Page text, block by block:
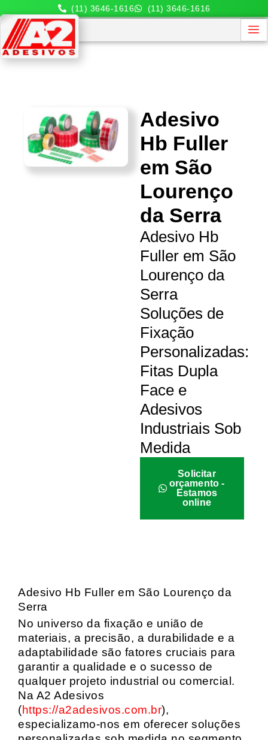
(11) 3646-1616 (11) 3646-1616
Adesivo
Hb Fuller
em São
Lourenço
da Serra
Adesivo Hb
Fuller em São
Lourenço da
Serra
Soluções de
Fixação
Personalizadas:
Fitas Dupla
Face e
Adesivos
Industriais Sob
Medida
Solicitar
orçamento -
Estamos
online
Adesivo Hb Fuller em São Lourenço da
Serra
No universo da fixação e união de
materiais, a precisão, a durabilidade e a
adaptabilidade são fatores cruciais para
garantir a qualidade e o sucesso de
qualquer projeto industrial ou comercial.
Na A2 Adesivos
(https://a2adesivos.com.br),
especializamo-nos em oferecer soluções